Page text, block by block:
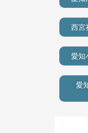
西宮
愛知
愛